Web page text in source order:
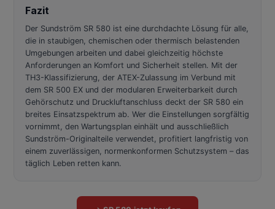
Fazit
Der Sundström SR 580 ist eine durchdachte Lösung für alle,
die in staubigen, chemischen oder thermisch belastenden
Umgebungen arbeiten und dabei gleichzeitig höchste
Anforderungen an Komfort und Sicherheit stellen. Mit der
TH3-Klassifizierung, der ATEX-Zulassung im Verbund mit
dem SR 500 EX und der modularen Erweiterbarkeit durch
Gehörschutz und Druckluftanschluss deckt der SR 580 ein
breites Einsatzspektrum ab. Wer die Einstellungen sorgfältig
vornimmt, den Wartungsplan einhält und ausschließlich
Sundström-Originalteile verwendet, profitiert langfristig von
einem zuverlässigen, normenkonformen Schutzsystem – das
täglich Leben retten kann.